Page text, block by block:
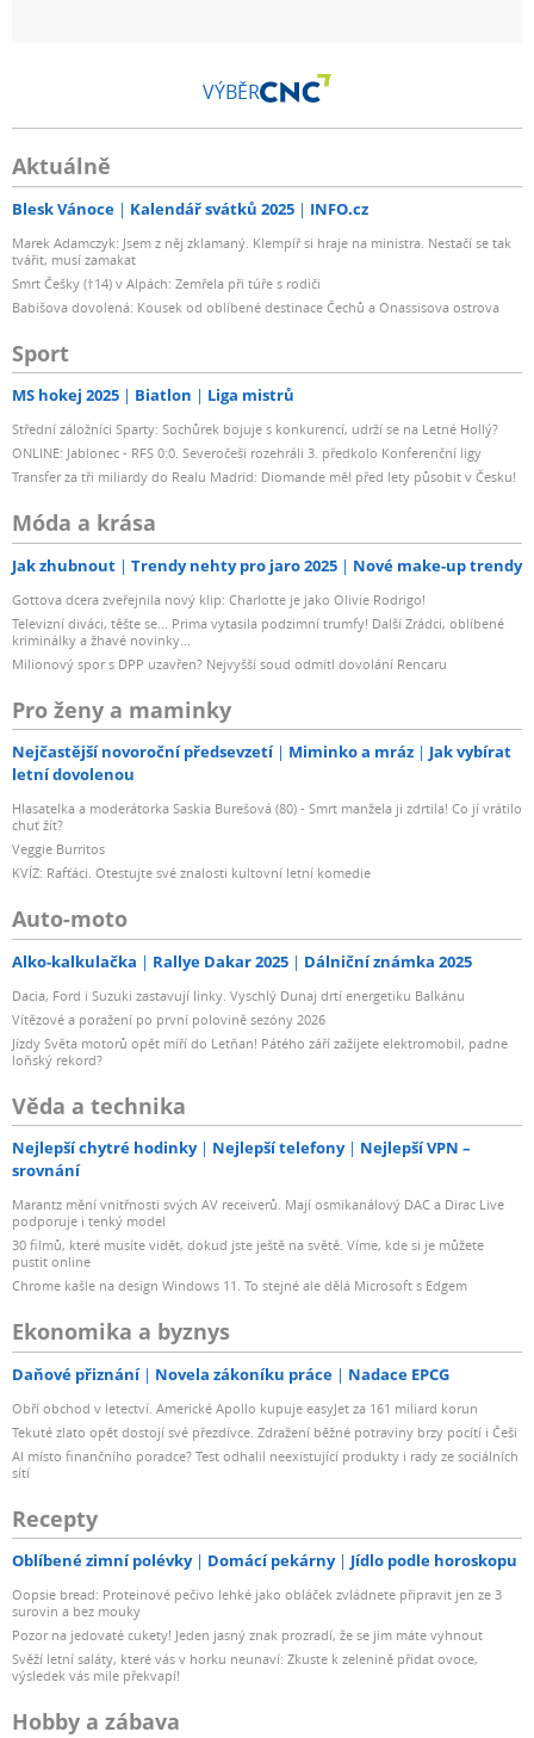
VÝBĚR
Aktuálně
Blesk Vánoce Kalendář svátků 2025 INFO.cz
Marek Adamczyk: Jsem z něj zklamaný. Klempíř si hraje na ministra. Nestačí se tak
tvářit, musí zamakat
Smrt Češky (†14) v Alpách: Zemřela při túře s rodiči
Babišova dovolená: Kousek od oblíbené destinace Čechů a Onassisova ostrova
Sport
MS hokej 2025 Biatlon Liga mistrů
Střední záložníci Sparty: Sochůrek bojuje s konkurencí, udrží se na Letné Hollý?
ONLINE: Jablonec - RFS 0:0. Severočeši rozehráli 3. předkolo Konferenční ligy
Transfer za tři miliardy do Realu Madrid: Diomande měl před lety působit v Česku!
Móda a krása
Jak zhubnout Trendy nehty pro jaro 2025 Nové make-up trendy
Gottova dcera zveřejnila nový klip: Charlotte je jako Olivie Rodrigo!
Televizní diváci, těšte se... Prima vytasila podzimní trumfy! Další Zrádci, oblíbené
kriminálky a žhavé novinky...
Milionový spor s DPP uzavřen? Nejvyšší soud odmítl dovolání Rencaru
Pro ženy a maminky
Nejčastější novoroční předsevzetí Miminko a mráz
Jak vybírat
letní dovolenou
Hlasatelka a moderátorka Saskia Burešová (80) - Smrt manžela ji zdrtila! Co jí vrátilo
chuť žít?
Veggie Burritos
KVÍZ: Rafťáci. Otestujte své znalosti kultovní letní komedie
Auto-moto
Alko-kalkulačka Rallye Dakar 2025 Dálniční známka 2025
Dacia, Ford i Suzuki zastavují linky. Vyschlý Dunaj drtí energetiku Balkánu
Vítězové a poražení po první polovině sezóny 2026
Jízdy Světa motorů opět míří do Letňan! Pátého září zažijete elektromobil, padne
loňský rekord?
Věda a technika
Nejlepší chytré hodinky Nejlepší telefony
Nejlepší VPN –
srovnání
Marantz mění vnitřnosti svých AV receiverů. Mají osmikanálový DAC a Dirac Live
podporuje i tenký model
30 filmů, které musíte vidět, dokud jste ještě na světě. Víme, kde si je můžete
pustit online
Chrome kašle na design Windows 11. To stejné ale dělá Microsoft s Edgem
Ekonomika a byznys
Daňové přiznání Novela zákoníku práce Nadace EPCG
Obří obchod v letectví. Americké Apollo kupuje easyJet za 161 miliard korun
Tekuté zlato opět dostojí své přezdívce. Zdražení běžné potraviny brzy pocítí i Češi
AI místo finančního poradce? Test odhalil neexistující produkty i rady ze sociálních
sítí
Recepty
Oblíbené zimní polévky Domácí pekárny Jídlo podle horoskopu
Oopsie bread: Proteinové pečivo lehké jako obláček zvládnete připravit jen ze 3
surovin a bez mouky
Pozor na jedovaté cukety! Jeden jasný znak prozradí, že se jim máte vyhnout
Svěží letní saláty, které vás v horku neunaví: Zkuste k zelenině přidat ovoce,
výsledek vás mile překvapí!
Hobby a zábava